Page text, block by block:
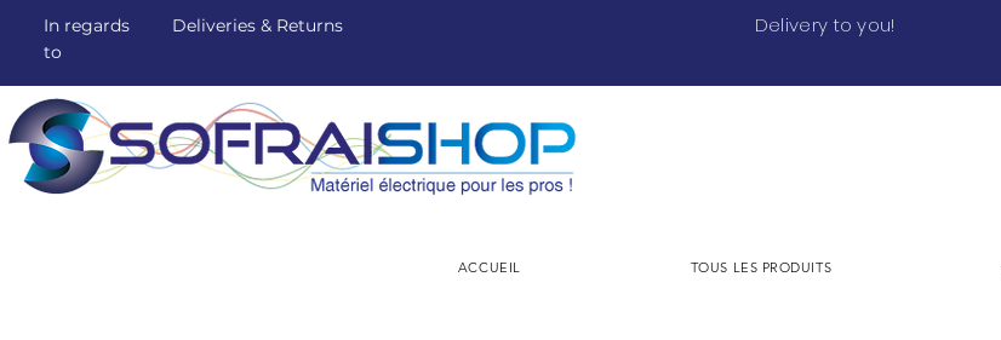
In regards
to
Deliveries & Returns Delivery to you!
ACCUEIL TOUS LES PRODUITS